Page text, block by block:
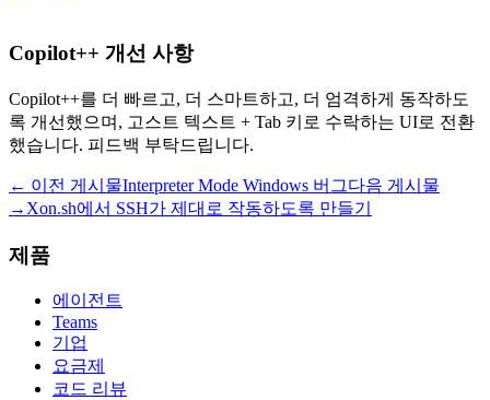
Copilot++ 개선 사항
Copilot++를 더 빠르고, 더 스마트하고, 더 엄격하게 동작하도
록 개선했으며, 고스트 텍스트 + Tab 키로 수락하는 UI로 전환
했습니다. 피드백 부탁드립니다.
← 이전 게시물Interpreter Mode Windows 버그다음 게시물
→ Xon.sh에서 SSH가 제대로 작동하도록 만들기
제품
에이전트
Teams
기업
요금제
코드 리뷰